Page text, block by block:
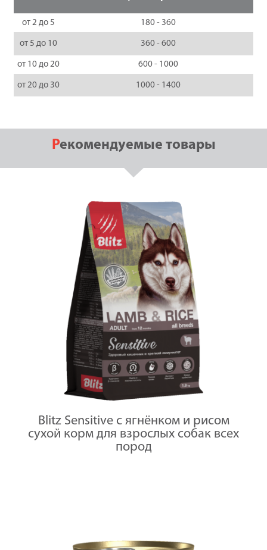
от 2 до 5 180 - 360
от 5 до 10 360 - 600
от 10 до 20 600 - 1000
от 20 до 30 1000 - 1400
Рекомендуемые товары
Blitz Sensitive с ягнёнком и рисом
сухой корм для взрослых собак всех
пород